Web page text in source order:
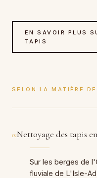
EN SAVOIR PLUS
TAPIS
SELON LA MATIÈRE
01Nettoyage des tapis
Sur les berges de
fluviale de L'Isle-